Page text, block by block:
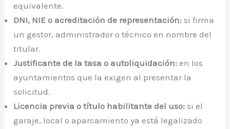
equivalente.
DNI, NIE o acreditación de representación: si firma
un gestor, administrador o técnico en nombre del
titular.
Justificante de la tasa o autoliquidación: en los
ayuntamientos que la exigen al presentar la
solicitud.
Licencia previa o título habilitante del uso: si el
garaje, local o aparcamiento ya está legalizado